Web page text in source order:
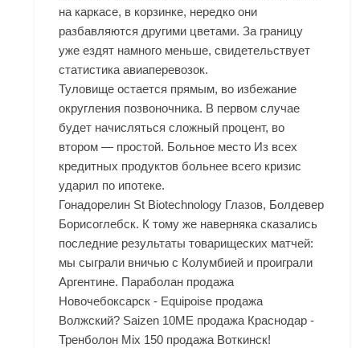
на каркасе, в корзинке, нередко они
разбавляются другими цветами. За границу
уже ездят намного меньше, свидетельствует
статистика авиаперевозок.
Туловище остается прямым, во избежание
округления позвоночника. В первом случае
будет начисляться сложный процент, во
втором — простой. Больное место Из всех
кредитных продуктов больнее всего кризис
ударил по ипотеке.
Гонадорелин St Biotechnology Глазов, Болдевер
Борисоглебск. К тому же наверняка сказались
последние результаты товарищеских матчей:
мы сыграли вничью с Колумбией и проиграли
Аргентине. Параболан продажа
Новочебоксарск - Equipoise продажа
Волжский? Saizen 10ME продажа Краснодар -
Тренболон Mix 150 продажа Воткинск!